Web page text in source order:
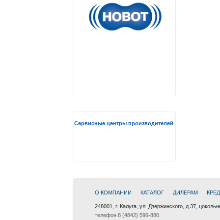
Сервисные центры производителей
О КОМПАНИИ КАТАЛОГ ДИЛЕРАМ
248001, г. Калуга, ул. Дзержинского, д.37,
телефон 8 (4842) 596-880